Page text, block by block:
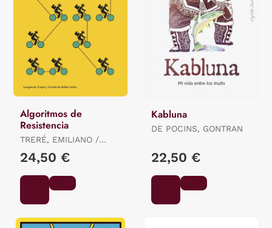
Algoritmos de
Resistencia
TRERÉ, EMILIANO /
BONINI, TIZIANO
24,50 €
Kabluna
DE POCINS, GONTRAN
22,50 €